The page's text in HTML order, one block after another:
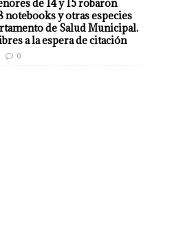
de 14 y 15 robaron
notebooks y otras especies
de Salud Municipal.
a la espera de citación
0